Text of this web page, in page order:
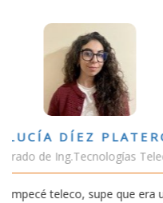
VÍCTOR
Estudiante
Estudiar teleco me